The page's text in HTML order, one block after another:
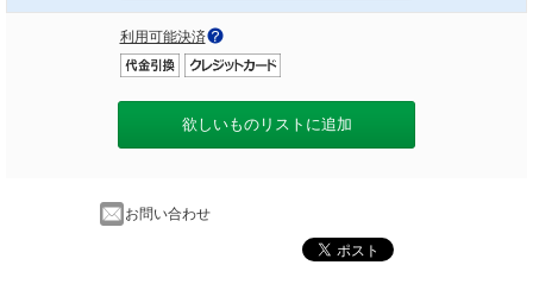
利用可能決済
欲しいものリストに追加
お問い合わせ